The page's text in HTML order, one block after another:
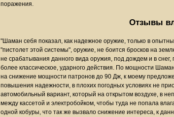
поражения.
Отзывы
"Шаман себя показал, как надежное оружие, только в
"пистолет этой системы", оружие, не боится бросков на
не срабатывания данного вида оружия, под дождем и в
более классическое, ударного действия. По мощности
на снижение мощности патронов до 90 Дж, к моему
повышения надежности, в плохих погодных условиях не
автомобильный вариант, который на открытом воздухе, в
между кассетой и электробойком, чтобы туда не попала
одной кобуры, что так же вызвало снижение интереса, к